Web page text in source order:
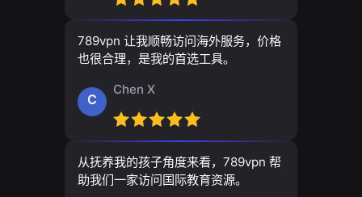
789vpn 让我顺畅访问海外服务，价格
也很合理，是我的首选工具。
C
Chen X
从抚养我的孩子角度来看，789vpn 帮
助我们一家访问国际教育资源。